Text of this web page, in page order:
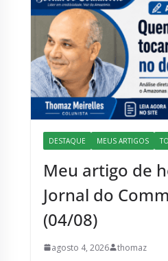
DESTAQUE MEUS ARTIGOS
Meu artigo de
Jornal do
(04/08)
agosto 4, 2026 thomaz